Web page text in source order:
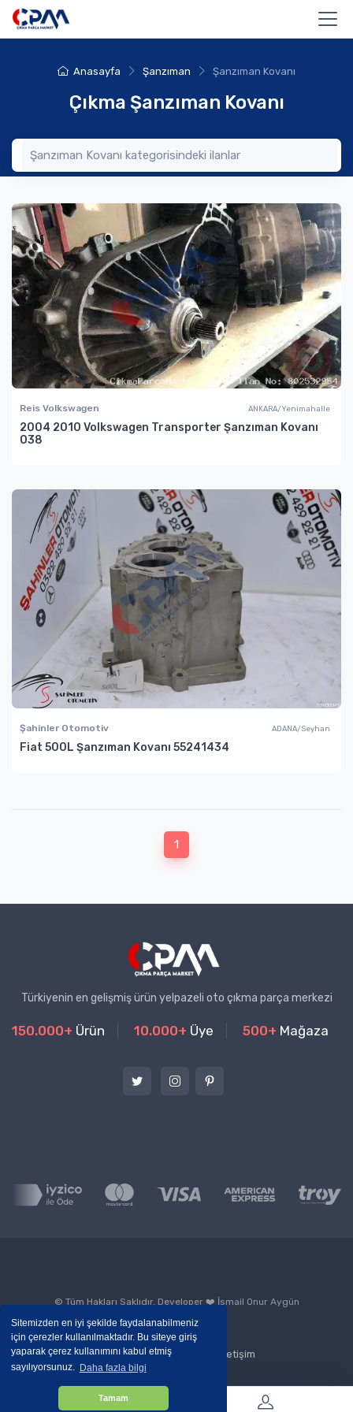
Sitemizden en iyi şekilde faydalanabilmeniz
için çerezler kullanılmaktadır. Bu siteye giriş
yaparak çerez kullanımını kabul etmiş
sayılıyorsunuz. Daha fazla bilgi
Tamam
Anasayfa Şanzıman Şanzıman Kovanı
Çıkma Şanzıman Kovanı
Reis Volkswagen ANKARA/Yenimahalle
2004 2010 Volkswagen Transporter Şanzıman Kovanı
038
Şahinler Otomotiv ADANA/Seyhan
Fiat 500L Şanzıman Kovanı 55241434
1
Türkiyenin en gelişmiş ürün yelpazeli oto çıkma parça merkezi
150.000+ Ürün 10.000+ Üye 500+ Mağaza
© Tüm Hakları Saklıdır. Developer ❤️ İsmail Onur Aygün
Blog Kurumsal İletişim